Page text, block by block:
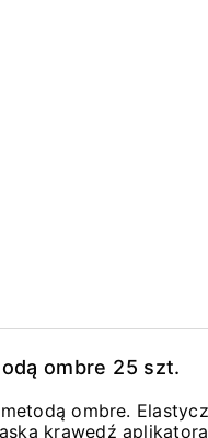
ombre 25 szt.
ombre.
krawędź